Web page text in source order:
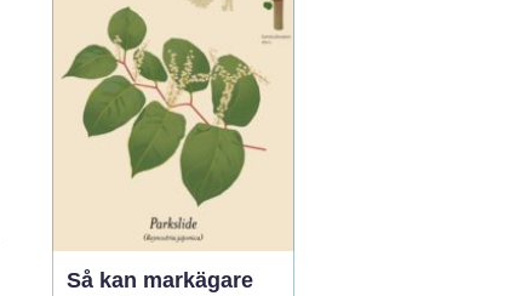
medarbetare up...
Så kan markägare